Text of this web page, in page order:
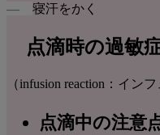
― 寝汗をかく
点滴時の過敏
（infusion reaction：イン
点滴中の注意